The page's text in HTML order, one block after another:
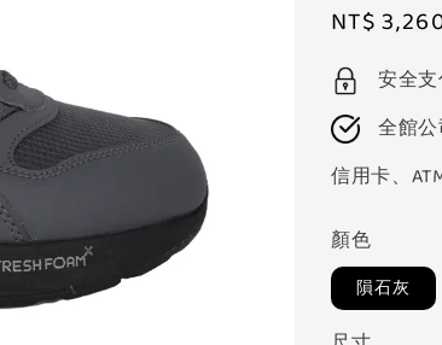
Sale
price
NT$
安全
全館
信用卡、
顏色
隕石灰